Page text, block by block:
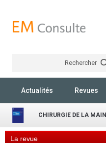
Rechercher
Actualités Revues
CHIRURGIE DE LA MAIN
La revue